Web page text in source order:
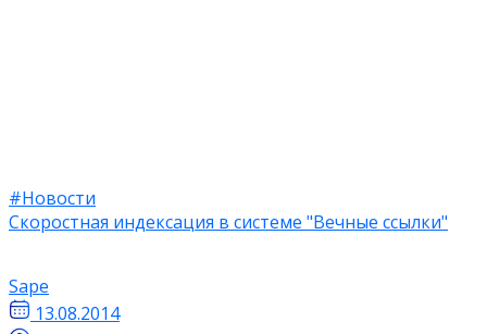
#Новости
Скоростная индексация в системе "Вечные ссылки"
Sape
13.08.2014